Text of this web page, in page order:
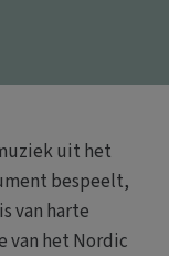
uit het
bespeelt,
van harte
van het Nordic